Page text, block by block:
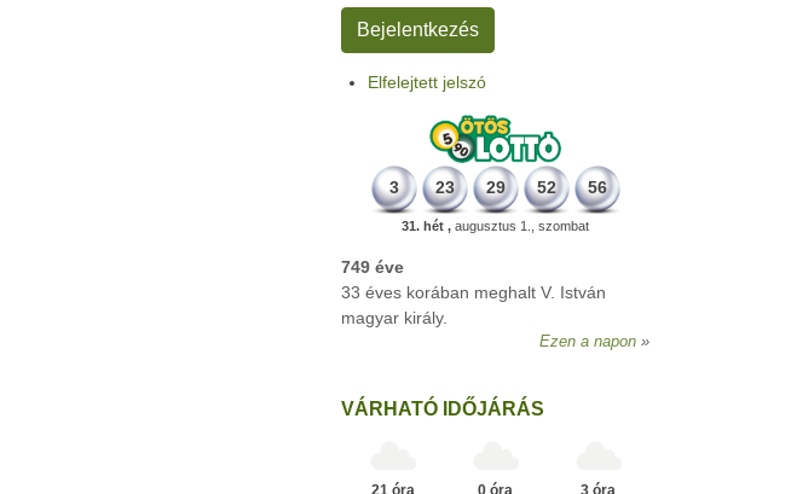
Elfelejtett jelszó
3 23 29 52 56
31. hét , augusztus 1., szombat
VÁRHATÓ IDŐJÁRÁS
21 óra
0 óra
3 óra